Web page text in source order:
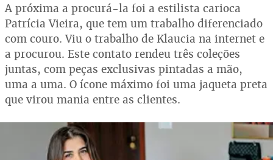
A próxima a procurá-la foi a estilista carioca
Patrícia Vieira, que tem um trabalho diferenciado
com couro. Viu o trabalho de Klaucia na internet e
a procurou. Este contato rendeu três coleções
juntas, com peças exclusivas pintadas a mão,
uma a uma. O ícone máximo foi uma jaqueta preta
que virou mania entre as clientes.